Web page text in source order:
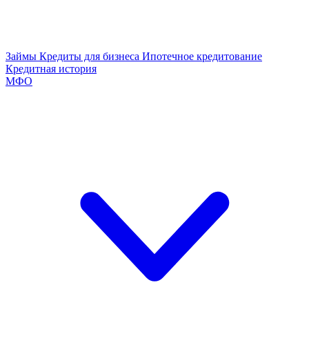
Займы Кредиты для бизнеса Ипотечное кредитование
Кредитная история
МФО